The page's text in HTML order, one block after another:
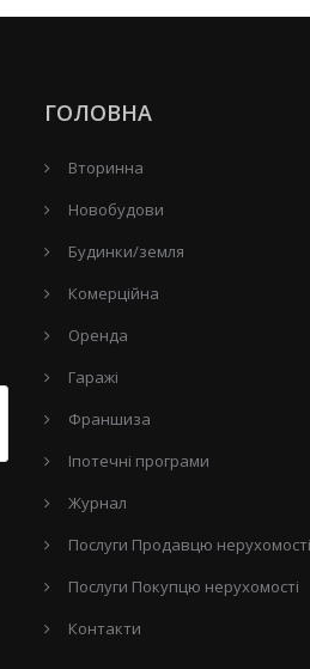
ГОЛОВНА
Вторинна
Новобудови
Будинки/земля
Комерційна
Оренда
Гаражі
Франшиза
Іпотечні програми
Журнал
Послуги Продавцю нерухомості
Послуги Покупцю нерухомості
Контакти